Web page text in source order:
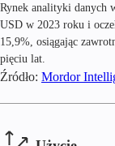
Rynek analityki danych
USD w 2023 roku i
15,9%, osiągając
pięciu lat.
Źródło: Mordor